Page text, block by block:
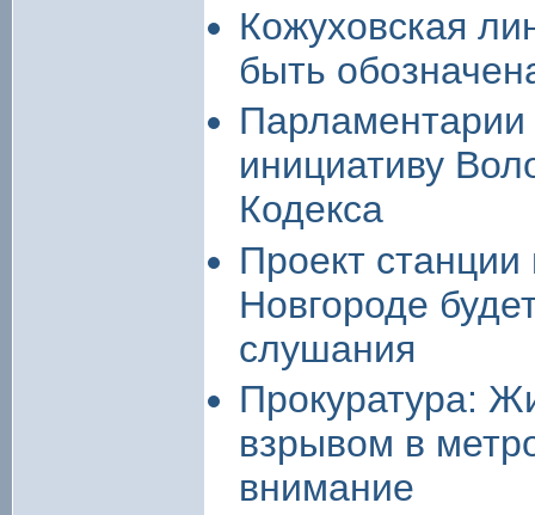
Кожуховская
быть
инициативу
Кодекса
Проект
Новгороде
слушания
Прокуратура:
взрывом в
внимание